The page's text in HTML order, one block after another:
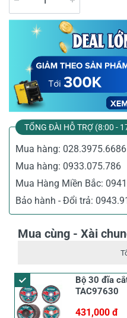
TỔNG ĐÀI HỖ TRỢ (8:00 -
Mua hàng: 028.3975.6686
Mua hàng: 0933.075.786
Mua Hàng Miền Bắc:
Bảo hành - Đổi trả:
Mua cùng - Xài
Bộ 30 đĩa
TAC97630
431,000 đ